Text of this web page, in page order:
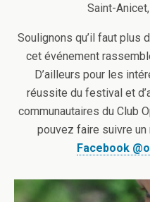
Saint-
Soulignons qu’il faut plus
cet événement
D’ailleurs pour les
réussite du festival et
communautaires du Club
pouvez faire suivre
Facebook